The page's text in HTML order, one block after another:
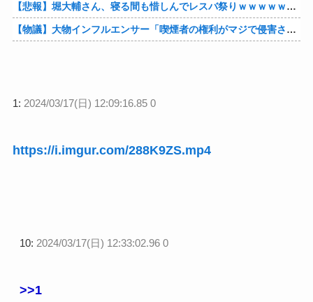
【悲報】堀大輔さん、寝る間も惜しんでレスバ祭りｗｗｗｗｗｗｗｗｗｗｗｗｗｗｗｗｗｗｗｗｗｗｗｗ他
【物議】大物インフルエンサー「喫煙者の権利がマジで侵害されてる。いくら税金払ってるんだ」他
1: 2024/03/17(日) 12:09:16.85 0
https://i.imgur.com/288K9ZS.mp4
10: 2024/03/17(日) 12:33:02.96 0
>>1